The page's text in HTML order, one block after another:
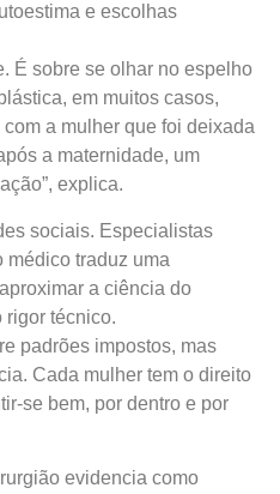
e escolhas
É sobre se olhar no espelho
em muitos casos,
a mulher que foi deixada
a maternidade, um
explica.
sociais. Especialistas
médico traduz uma
a ciência do
rigor técnico.
padrões impostos, mas
Cada mulher tem o direito
se bem, por dentro e por
evidencia como